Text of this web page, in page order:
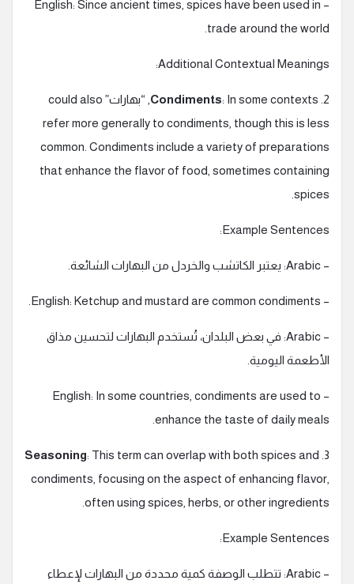
– English: Since ancient times, spices have been used in
trade around the world.
Additional Contextual Meanings:
2.
Condiments
: In some contexts, “بهارات” could also
refer more generally to condiments, though this is less
common. Condiments include a variety of preparations
that enhance the flavor of food, sometimes containing
spices.
Example Sentences:
– Arabic: يعتبر الكاتشب والخردل من البهارات الشائعة.
– English: Ketchup and mustard are common condiments.
– Arabic: في بعض البلدان، تُستخدم البهارات لتحسين مذاق
الأطعمة اليومية.
– English: In some countries, condiments are used to
enhance the taste of daily meals.
3.
Seasoning: This term can overlap with both spices and
condiments, focusing on the aspect of enhancing flavor,
often using spices, herbs, or other ingredients.
Example Sentences:
– Arabic: تتطلب الوصفة كمية محددة من البهارات لإعطاء